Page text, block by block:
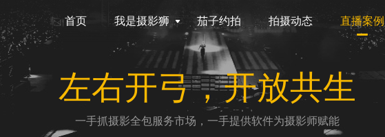
首页 我是摄影狮 茄子约拍 拍摄动态 直播案例
左右开弓，开放共生
一手抓摄影全包服务市场，一手提供软件为摄影师赋能